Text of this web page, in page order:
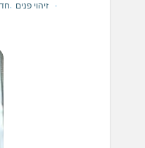
זיהוי פנים
,